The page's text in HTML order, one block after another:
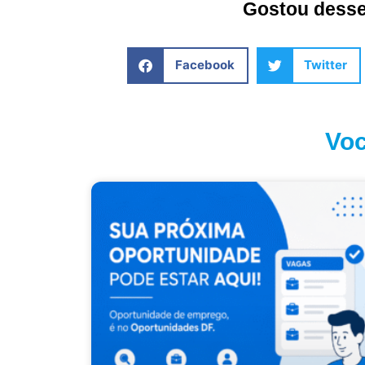
Gostou
Facebook Twitter